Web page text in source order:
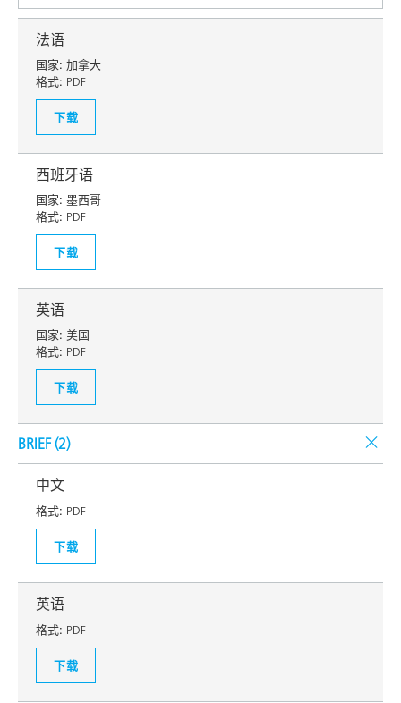
法语
国家: 加拿大
格式: PDF
下载
西班牙语
国家: 墨西哥
格式: PDF
下载
英语
国家: 美国
格式: PDF
下载
BRIEF (2)
中文
格式: PDF
下载
英语
格式: PDF
下载